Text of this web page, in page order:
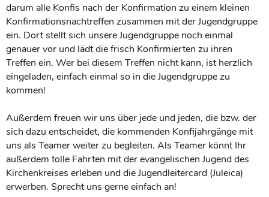
darum alle Konfis nach der Konfirmation zu einem kleinen
Konfirmationsnachtreffen zusammen mit der Jugendgruppe
ein. Dort stellt sich unsere Jugendgruppe noch einmal
genauer vor und lädt die frisch Konfirmierten zu ihren
Treffen ein. Wer bei diesem Treffen nicht kann, ist herzlich
eingeladen, einfach einmal so in die Jugendgruppe zu
kommen!
Außerdem freuen wir uns über jede und jeden, die bzw. der
sich dazu entscheidet, die kommenden Konfijahrgänge mit
uns als Teamer weiter zu begleiten. Als Teamer könnt Ihr
außerdem tolle Fahrten mit der evangelischen Jugend des
Kirchenkreises erleben und die Jugendleitercard (Juleica)
erwerben. Sprecht uns gerne einfach an!